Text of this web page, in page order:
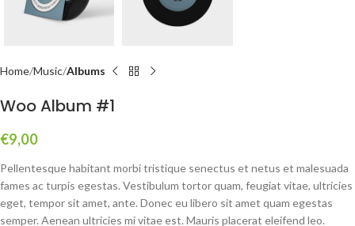
Home Music Albums
Woo Album #1
€9,00
Pellentesque habitant morbi tristique senectus et netus et malesuada
fames ac turpis egestas. Vestibulum tortor quam, feugiat vitae, ultricies
eget, tempor sit amet, ante. Donec eu libero sit amet quam egestas
semper. Aenean ultricies mi vitae est. Mauris placerat eleifend leo.